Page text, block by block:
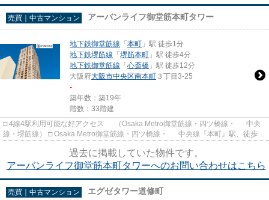
売買｜中古マンション アーバンライフ御堂筋本町タワー
地下鉄御堂筋線 「 本町 」駅 徒歩1分
地下鉄堺筋線 「 堺筋本町 」駅 徒歩4分
地下鉄御堂筋線 「 心斎橋 」駅 徒歩12分
大阪府大阪市中央区南本町 ３丁目3-25
-
築年数：築19年
階数：33階建
□ 4線4駅利用可能な好アクセス （Osaka Metro御堂筋線・四ツ橋線・ 中央
線・堺筋線） □ Osaka Metro御堂筋線・四ツ橋線・ 中央線『本町』駅、徒歩1
過去に掲載していた物件です。
アーバンライフ御堂筋本町タワーへのお問い合わせはこちら
売買｜中古マンション エグゼタワー道修町